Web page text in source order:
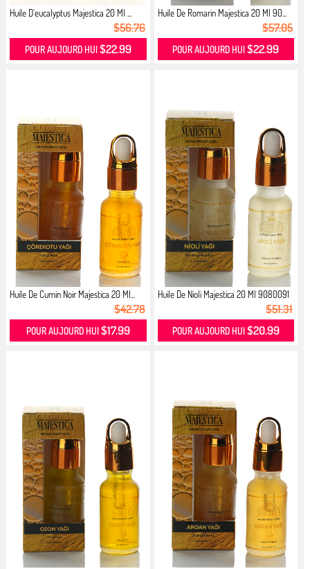
Huile D`eucalyptus Majestica 20 Ml ...
$56.76
POUR AUJOURD HUI $22.99
Huile De Romarin Majestica 20 Ml 90...
$57.05
POUR AUJOURD HUI$22.99
Huile De Cumin Noir Majestica 20 Ml...
$42.78
POUR AUJOURD HUI$17.99
Huile De Nioli Majestica 20 Ml 9080091
$51.31
POUR AUJOURD HUI$20.99